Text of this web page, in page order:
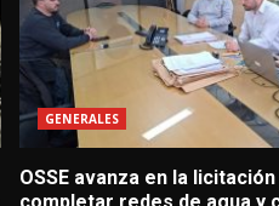
GENERALES
OSSE avanza en la